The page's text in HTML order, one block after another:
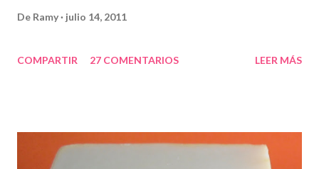
De Ramy julio 14, 2011
COMPARTIR 27 COMENTARIOS LEER MÁS